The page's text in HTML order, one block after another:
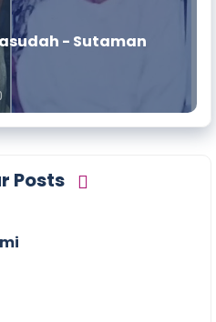
- Sutaman
Posts